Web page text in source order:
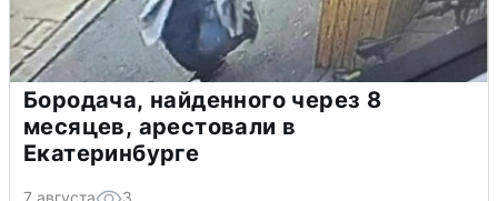
Бородача, найденного через 8
месяцев, арестовали в
Екатеринбурге
7 августа 3